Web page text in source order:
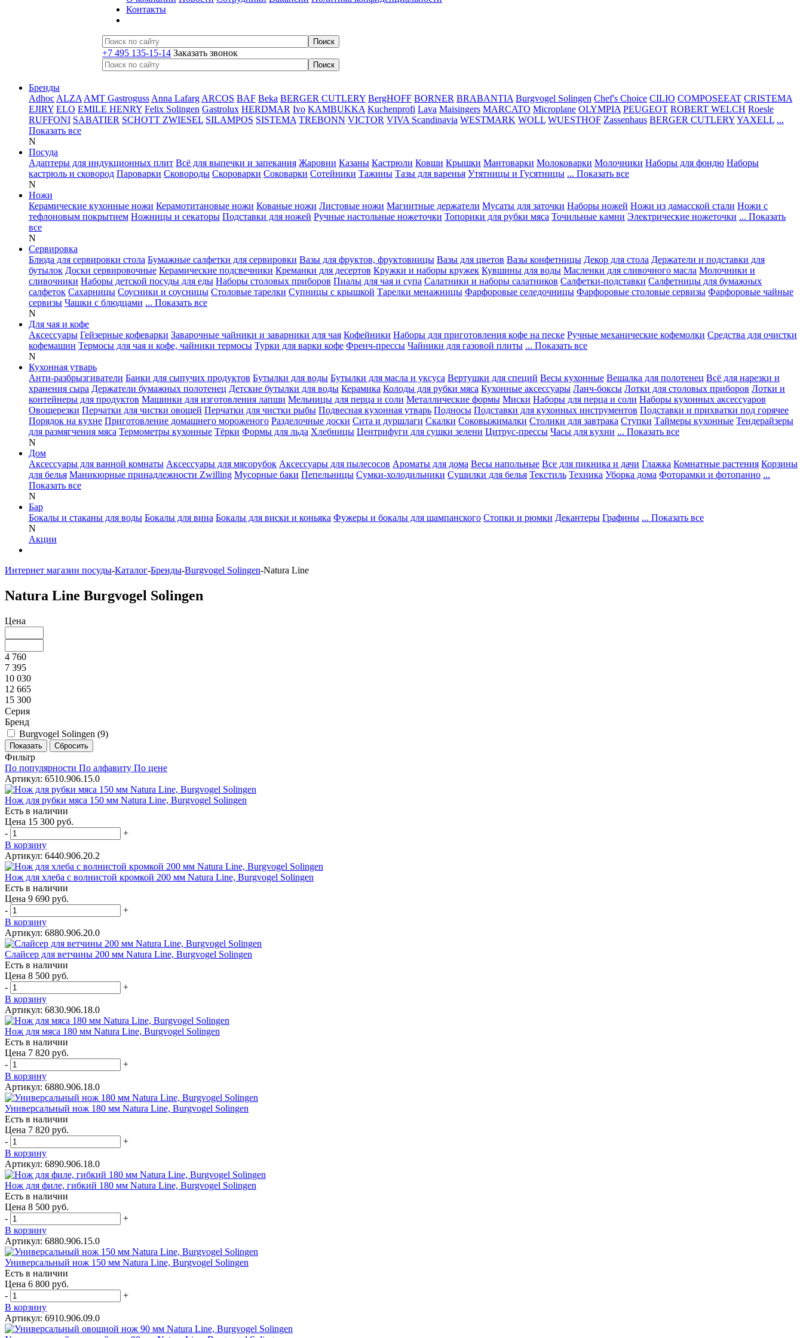
Контакты
+7 495 135-15-14 Заказать звонок
Бренды
Adhoc ALZA AMT Gastroguss Anna Lafarg ARCOS BAF Beka BERGER CUTLERY BergHOFF BORNER BRABANTIA Burgvogel Solingen Chef's Choice CILIO COMPOSEEAT CRISTEMA
EJIRY ELO EMILE HENRY Felix Solingen Gastrolux HERDMAR Ivo KAMBUKKA Kuchenprofi Lava Maisingers MARCATO Microplane OLYMPIA PEUGEOT ROBERT WELCH Roesle
RUFFONI SABATIER SCHOTT ZWIESEL SILAMPOS SISTEMA TREBONN VICTOR VIVA Scandinavia WESTMARK WOLL WUESTHOF Zassenhaus BERGER CUTLERYYAXELL ...
Показать все
N
Посуда
Адаптеры для индукционных плит Всё для выпечки и запекания Жаровни Казаны Кастрюли Ковши Крышки Мантоварки Молоковарки Молочники Наборы для фондю Наборы
кастрюль и сковород Пароварки Сковороды Скороварки Соковарки Сотейники Тажины Тазы для варенья Утятницы и Гусятницы ... Показать все
N
Ножи
Керамические кухонные ножи Керамотитановые ножи Кованые ножи Листовые ножи Магнитные держатели Мусаты для заточки Наборы ножей Ножи из дамасской стали Ножи с
тефлоновым покрытием Ножницы и секаторы Подставки для ножей Ручные настольные ножеточки Топорики для рубки мяса Точильные камни Электрические ножеточки ... Показать
все
N
Сервировка
Блюда для сервировки стола Бумажные салфетки для сервировки Вазы для фруктов, фруктовницы Вазы для цветов Вазы конфетницы Декор для стола Держатели и подставки для
бутылок Доски сервировочные Керамические подсвечники Креманки для десертов Кружки и наборы кружек Кувшины для воды Масленки для сливочного масла Молочники и
сливочники Наборы детской посуды для еды Наборы столовых приборов Пиалы для чая и супа Салатники и наборы салатников Салфетки-подставки Салфетницы для бумажных
салфеток Сахарницы Соусники и соусницы Столовые тарелки Супницы с крышкой Тарелки менажницы Фарфоровые селедочницы Фарфоровые столовые сервизы Фарфоровые чайные
сервизы Чашки с блюдцами ... Показать все
N
Для чая и кофе
Аксессуары Гейзерные кофеварки Заварочные чайники и заварники для чая Кофейники Наборы для приготовления кофе на песке Ручные механические кофемолки Средства для очистки
кофемашин Термосы для чая и кофе, чайники термосы Турки для варки кофе Френч-прессы Чайники для газовой плиты ... Показать все
N
Кухонная утварь
Анти-разбрызгиватели Банки для сыпучих продуктов Бутылки для воды Бутылки для масла и уксуса Вертушки для специй Весы кухонные Вешалка для полотенец Всё для нарезки и
хранения сыра Держатели бумажных полотенец Детские бутылки для воды Керамика Колоды для рубки мяса Кухонные аксессуары Ланч-боксы Лотки для столовых приборов Лотки и
контейнеры для продуктов Машинки для изготовления лапши Мельницы для перца и соли Металлические формы Миски Наборы для перца и соли Наборы кухонных аксессуаров
Овощерезки Перчатки для чистки овощей Перчатки для чистки рыбы Подвесная кухонная утварь Подносы Подставки для кухонных инструментов Подставки и прихватки под горячее
Порядок на кухне Приготовление домашнего мороженого Разделочные доски Сита и дуршлаги Скалки Соковыжималки Столики для завтрака Ступки Таймеры кухонные Тендерайзеры
для размягчения мяса Термометры кухонные Тёрки Формы для льда Хлебницы Центрифуги для сушки зелени Цитрус-прессы Часы для кухни ... Показать все
N
Дом
Аксессуары для ванной комнаты Аксессуары для мясорубок Аксессуары для пылесосов Ароматы для дома Весы напольные Все для пикника и дачи Глажка Комнатные растения Корзины
для белья Маникюрные принадлежности Zwilling Мусорные баки Пепельницы Сумки-холодильники Сушилки для белья Текстиль Техника Уборка дома Фоторамки и фотопанно ...
Показать все
N
Бар
Бокалы и стаканы для воды Бокалы для вина Бокалы для виски и коньяка Фужеры и бокалы для шампанского Стопки и рюмки Декантеры Графины ... Показать все
N
Акции
Интернет магазин посуды-Каталог-Бренды-Burgvogel Solingen-Natura Line
Natura Line Burgvogel Solingen
Цена
4 760
7 395
10 030
12 665
15 300
Серия
Бренд
Burgvogel Solingen (9)
Фильтр
По популярности По алфавиту По цене
Артикул: 6510.906.15.0
Нож для рубки мяса 150 мм Natura Line, Burgvogel Solingen
Есть в наличии
Цена 15 300 руб.
-
+
В корзину
Артикул: 6440.906.20.2
Нож для хлеба с волнистой кромкой 200 мм Natura Line, Burgvogel Solingen
Есть в наличии
Цена 9 690 руб.
-
+
В корзину
Артикул: 6880.906.20.0
Слайсер для ветчины 200 мм Natura Line, Burgvogel Solingen
Есть в наличии
Цена 8 500 руб.
-
+
В корзину
Артикул: 6830.906.18.0
Нож для мяса 180 мм Natura Line, Burgvogel Solingen
Есть в наличии
Цена 7 820 руб.
-
+
В корзину
Артикул: 6880.906.18.0
Универсальный нож 180 мм Natura Line, Burgvogel Solingen
Есть в наличии
Цена 7 820 руб.
-
+
В корзину
Артикул: 6890.906.18.0
Нож для филе, гибкий 180 мм Natura Line, Burgvogel Solingen
Есть в наличии
Цена 8 500 руб.
-
+
В корзину
Артикул: 6880.906.15.0
Универсальный нож 150 мм Natura Line, Burgvogel Solingen
Есть в наличии
Цена 6 800 руб.
-
+
В корзину
Артикул: 6910.906.09.0